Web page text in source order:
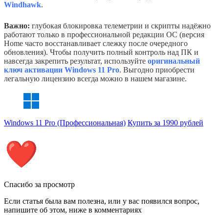
Windhawk.
Важно: глубокая блокировка телеметрии и скрипты надёжно
работают только в профессиональной редакции ОС (версия
Home часто восстанавливает слежку после очередного
обновления). Чтобы получить полный контроль над ПК и
навсегда закрепить результат, используйте оригинальный
ключ активации Windows 11 Pro. Выгодно приобрести
легальную лицензию всегда можно в нашем магазине.
Windows 11 Pro (Профессиональная) Купить за 1990 рублей
Спасибо за просмотр
Если статья была вам полезна, или у вас появился вопрос,
напишите об этом, ниже в комментариях